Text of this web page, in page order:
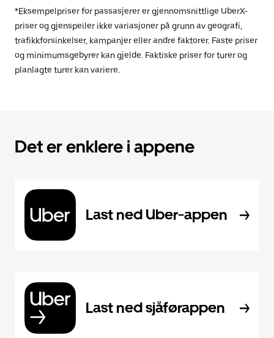
*Eksempelpriser for passasjerer er gjennomsnittlige UberX-
priser og gjenspeiler ikke variasjoner på grunn av geografi,
trafikkforsinkelser, kampanjer eller andre faktorer. Faste priser
og minimumsgebyrer kan gjelde. Faktiske priser for turer og
planlagte turer kan variere.
Det er enklere i appene
Last ned Uber-appen
Last ned sjåførappen